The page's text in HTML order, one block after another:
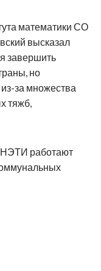
математики СО
высказал
завершить
но
за множества
тяжб,
НЭТИ работают